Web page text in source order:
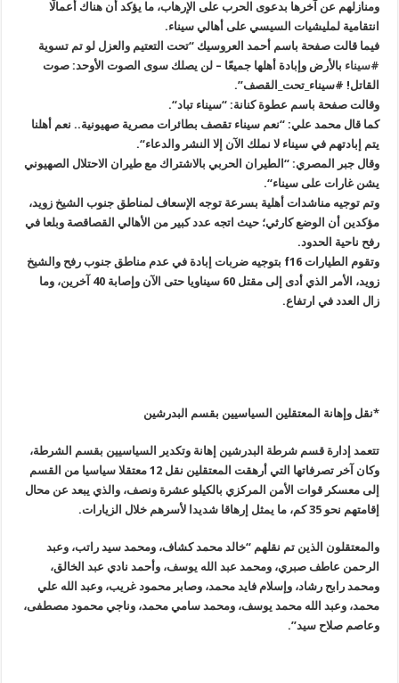
ومنازلهم عن آخرها بدعوى الحرب على الإرهاب، ما يؤكد أن هناك أعمالًا
انتقامية لمليشيات السيسي على أهالي سيناء.
فيما قالت صفحة باسم أحمد العروسيك “تحت التعتيم والعزل لو تم تسوية
#سيناء بالأرض وإبادة أهلها جميعًا – لن يصلك سوى الصوت الأوحد: صوت
القاتل! #سيناء_تحت_القصف”.
وقالت صفحة باسم عطوة كنانة: “سيناء تباد“.
كما قال محمد علي: “نعم سيناء تقصف بطائرات مصرية صهيونية.. نعم أهلنا
يتم إبادتهم في سيناء لا نملك الآن إلا النشر والدعاء“.
وقال جبر المصري: “الطيران الحربي بالاشتراك مع طيران الاحتلال الصهيوني
يشن غارات على سيناء“.
وتم توجيه مناشدات أهلية بسرعة توجه الإسعاف لمناطق جنوب الشيخ زويد،
مؤكدين أن الوضع كارثي؛ حيث اتجه عدد كبير من الأهالي القصاقصة وبلعا في
رفح ناحية الحدود.
وتقوم الطيارات f16
بتوجيه ضربات إبادة في عدم مناطق جنوب رفح والشيخ
زويد، الأمر الذي أدى إلى مقتل 60 سيناويا حتى الآن وإصابة 40 آخرين، وما
زال العدد في ارتفاع.
*نقل وإهانة المعتقلين السياسيين بقسم البدرشين
تتعمد إدارة قسم شرطة البدرشين إهانة وتكدير السياسيين بقسم الشرطة،
وكان آخر تصرفاتها التي أرهقت المعتقلين نقل 12 معتقلا سياسيا من القسم
إلى معسكر قوات الأمن المركزي بالكيلو عشرة ونصف، والذي يبعد عن محال
إقامتهم نحو 35 كم، ما يمثل إرهاقا شديدا لأسرهم خلال الزيارات
.
والمعتقلون الذين تم نقلهم “خالد محمد كشاف، ومحمد سيد راتب، وعبد
الرحمن عاطف صبري، ومحمد عبد الله يوسف، وأحمد نادي عبد الخالق،
ومحمد رابح رشاد، وإسلام فايد محمد، وصابر محمود غريب، وعبد الله علي
محمد، وعبد الله محمد يوسف، ومحمد سامي محمد، وناجي محمود مصطفى،
وعاصم صلاح سيد”.